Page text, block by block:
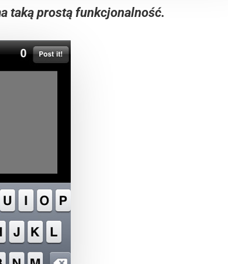
taką prostą funkcjonalność.